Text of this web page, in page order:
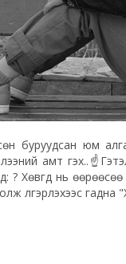
буруудсан юм
амт
? Хөвгүүд нь
үлгэрлэхээс